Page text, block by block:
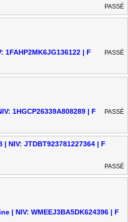
PASSÉ
1FAHP2MK6JG136122 | F
PASSÉ
1HGCP26339A808289 | F
PASSÉ
| NIV: JTDBT923781227364 | F
PASSÉ
| NIV: WMEEJ3BA5DK624396 | F